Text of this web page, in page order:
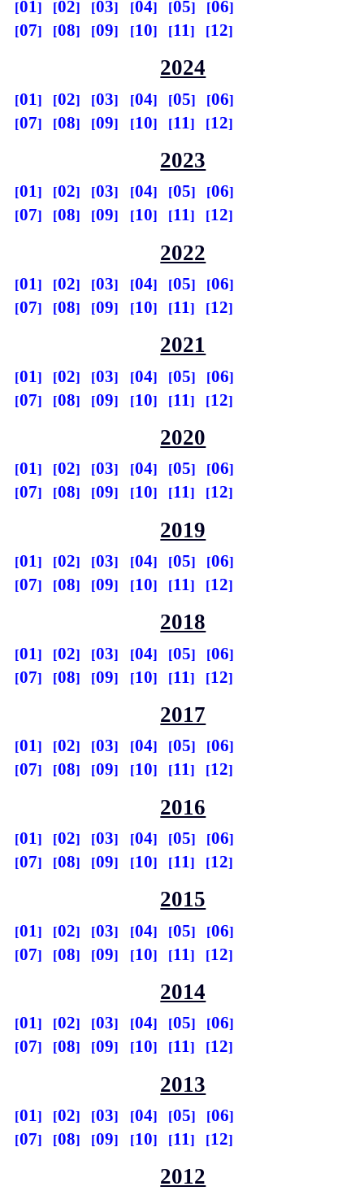
01 02 03 04 05
06
07
08 09 10 11 12
2024
01 02 03 04 05
06
07
08 09 10 11 12
2023
01 02 03 04 05
06
07
08 09 10 11 12
2022
01 02 03 04 05
06
07
08 09 10 11 12
2021
01 02 03 04 05
06
07
08 09 10 11 12
2020
01 02 03 04 05
06
07
08 09 10 11 12
2019
01 02 03 04 05
06
07
08 09 10 11 12
2018
01 02 03 04 05
06
07
08 09 10 11 12
2017
01 02 03 04 05
06
07
08 09 10 11 12
2016
01 02 03 04 05
06
07
08 09 10 11 12
2015
01 02 03 04 05
06
07
08 09 10 11 12
2014
01 02 03 04 05
06
07
08 09 10 11 12
2013
01 02 03 04 05
06
07
08 09 10 11 12
2012